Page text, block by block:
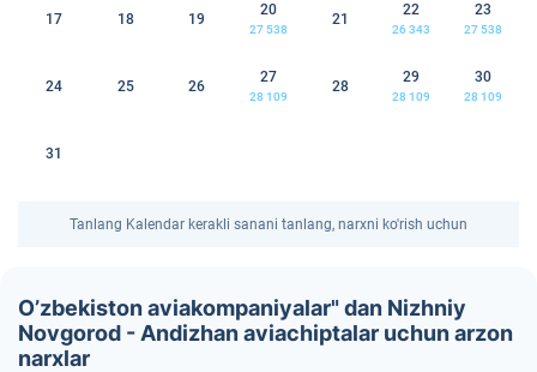
17 18 19
20
27 538
21
22
26 343
23
27 538
24 25 26
27
28 109
28
29
28 109
30
28 109
31
Tanlang Kalendar kerakli sanani tanlang, narxni ko'rish uchun
O’zbekiston aviakompaniyalar" dan Nizhniy
Novgorod - Andizhan aviachiptalar uchun arzon
narxlar